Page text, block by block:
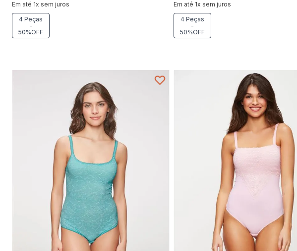
Em até 1x sem juros
4 Peças
-
50%OFF
Em até 1x sem juros
4 Peças
-
50%OFF
P M G P M